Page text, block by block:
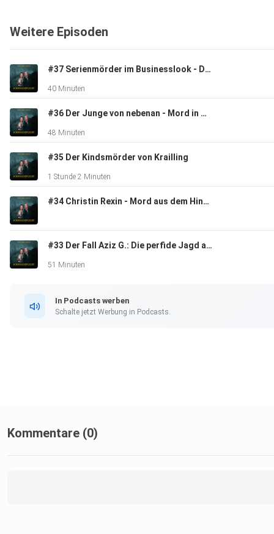
der Mörder von Johanna doch noch gefunden werden.
Weitere Episoden
#37 Serienmörder im Businesslook - Die zwei Leben des Hartmut Methling
40 Minuten
#36 Der Junge von nebenan - Mord in Herne 2017
48 Minuten
#35 Der Kindsmörder von Krailling
1 Stunde 2 Minuten
#34 Christin Rexin - Mord aus dem Hinterhalt
#33 Der Fall Aziz G.: Die perfide Jagd auf Studentinnen in Lübeck
51 Minuten
In Podcasts werben
Schalte jetzt Werbung in Podcasts.
Kommentare (0)